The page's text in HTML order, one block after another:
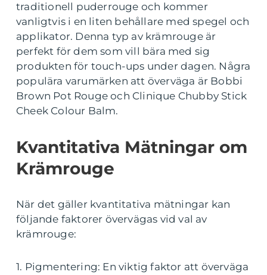
traditionell puderrouge och kommer
vanligtvis i en liten behållare med spegel och
applikator. Denna typ av krämrouge är
perfekt för dem som vill bära med sig
produkten för touch-ups under dagen. Några
populära varumärken att överväga är Bobbi
Brown Pot Rouge och Clinique Chubby Stick
Cheek Colour Balm.
Kvantitativa Mätningar om
Krämrouge
När det gäller kvantitativa mätningar kan
följande faktorer övervägas vid val av
krämrouge:
1. Pigmentering: En viktig faktor att överväga